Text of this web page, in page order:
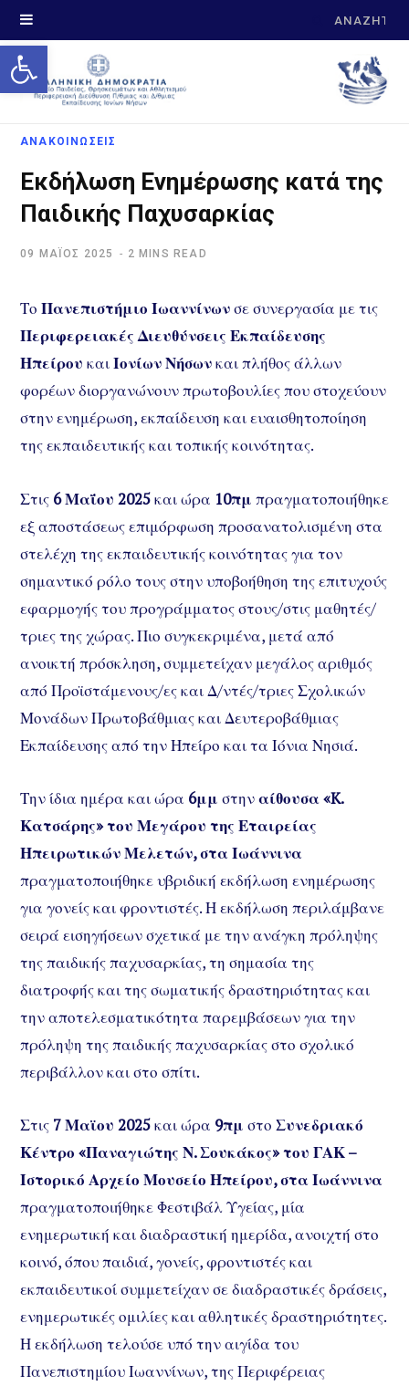
Open toolbar
Search
ΑΝΑΚΟΙΝΩΣΕΙΣ
Εκδήλωση Ενημέρωσης κατά της
Παιδικής Παχυσαρκίας
09 ΜΆΊΟΣ 2025 2 MINS READ
Το Πανεπιστήμιο Ιωαννίνωνσε συνεργασία με τις
Περιφερειακές Διευθύνσεις Εκπαίδευσης
Ηπείρου καιΙονίων Νήσωνκαι πλήθος άλλων
φορέων διοργανώνουν πρωτοβουλίες που στοχεύουν
στην ενημέρωση, εκπαίδευση και ευαισθητοποίηση
της εκπαιδευτικής και τοπικής κοινότητας.
Στις 6 Μαΐου 2025και ώρα 10πμ πραγματοποιήθηκε
εξ αποστάσεως επιμόρφωση προσανατολισμένη στα
στελέχη της εκπαιδευτικής κοινότητας για τον
σημαντικό ρόλο τους στην υποβοήθηση της επιτυχούς
εφαρμογής του προγράμματος στους/στις μαθητές/
τριες της χώρας. Πιο συγκεκριμένα, μετά από
ανοικτή πρόσκληση, συμμετείχαν μεγάλος αριθμός
από Προϊστάμενους/ες και Δ/ντές/τριες Σχολικών
Μονάδων Πρωτοβάθμιας και Δευτεροβάθμιας
Εκπαίδευσης από την Ηπείρο και τα Ιόνια Νησιά.
Την ίδια ημέρα και ώρα 6μμ στηναίθουσα «K.
Κατσάρης» του Μεγάρου της Εταιρείας
Ηπειρωτικών Μελετών, στα Ιωάννινα
πραγματοποιήθηκε υβριδική εκδήλωση ενημέρωσης
για γονείς και φροντιστές. Η εκδήλωση περιλάμβανε
σειρά εισηγήσεων σχετικά με την ανάγκη πρόληψης
της παιδικής παχυσαρκίας, τη σημασία της
διατροφής και της σωματικής δραστηριότητας και
την αποτελεσματικότητα παρεμβάσεων για την
πρόληψη της παιδικής παχυσαρκίας στο σχολικό
περιβάλλον και στο σπίτι.
Στις 7 Μαϊου 2025και ώρα 9πμ στο Συνεδριακό
Κέντρο «Παναγιώτης Ν. Σουκάκος» του ΓΑΚ –
Ιστορικό Αρχείο Μουσείο Ηπείρου, στα Ιωάννινα
πραγματοποιήθηκε Φεστιβάλ Υγείας, μία
ενημερωτική και διαδραστική ημερίδα, ανοιχτή στο
κοινό, όπου παιδιά, γονείς, φροντιστές και
εκπαιδευτικοί συμμετείχαν σε διαδραστικές δράσεις,
ενημερωτικές ομιλίες και αθλητικές δραστηριότητες.
Η εκδήλωση τελούσε υπό την αιγίδα του
Πανεπιστημίου Ιωαννίνων, της Περιφέρειας